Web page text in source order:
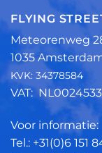
FLYING
Meteorenweg
1035
KVK: 34378584
VAT:
Voor informatie:
Tel.: +31(0)6 151